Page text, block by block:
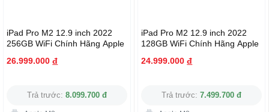
iPad Pro M2 12.9 inch 2022
256GB WiFi Chính Hãng Apple
26.999.000 đ
Trả trước: 8.099.700 đ
iPad Pro M2 12.9 inch 2022
128GB WiFi Chính Hãng Apple
24.999.000 đ
Trả trước: 7.499.700 đ